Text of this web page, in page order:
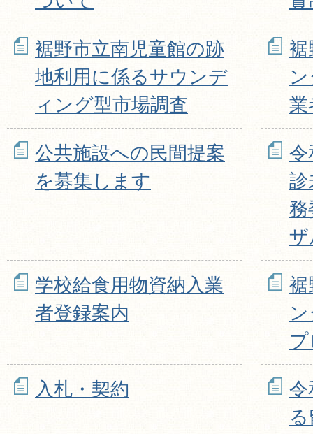
裾野市立南児童館の跡
地利用に係るサウンデ
ィング型市場調査
裾
業
公共施設への民間提案
を募集します
令
診
務
ザ
学校給食用物資納入業
者登録案内
裾
入札・契約
令